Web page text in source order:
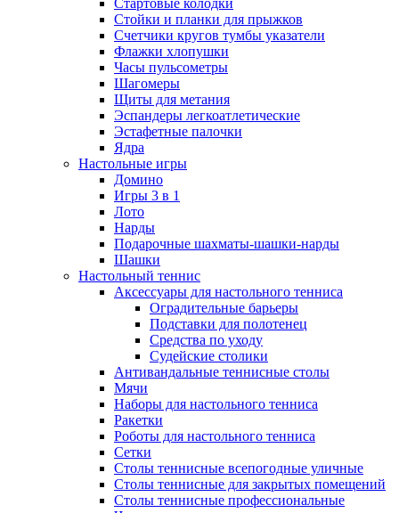
Стартовые колодки
Стойки и планки для прыжков
Счетчики кругов тумбы указатели
Флажки хлопушки
Часы пульсометры
Шагомеры
Щиты для метания
Эспандеры легкоатлетические
Эстафетные палочки
Ядра
Настольные игры
Домино
Игры 3 в 1
Лото
Нарды
Подарочные шахматы-шашки-нарды
Шашки
Настольный теннис
Аксессуары для настольного тенниса
Оградительные барьеры
Подставки для полотенец
Средства по уходу
Судейские столики
Антивандальные теннисные столы
Мячи
Наборы для настольного тенниса
Ракетки
Роботы для настольного тенниса
Сетки
Столы теннисные всепогодные уличные
Столы теннисные для закрытых помещений
Столы теннисные профессиональные